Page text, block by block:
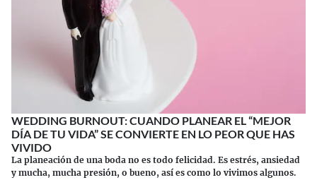
WEDDING BURNOUT: CUANDO PLANEAR EL “MEJOR
DÍA DE TU VIDA” SE CONVIERTE EN LO PEOR QUE HAS
VIVIDO
La planeación de una boda no es todo felicidad. Es estrés, ansiedad
y mucha, mucha presión, o bueno, así es como lo vivimos algunos.